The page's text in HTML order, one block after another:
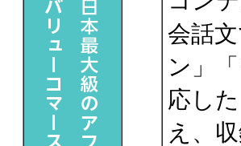
会話
ン」
応し
え、